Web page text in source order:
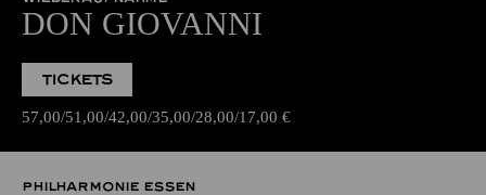
DON GIOVANNI
TICKETS
57,00 51,00 42,00 35,00 28,00 17,00 €
PHILHARMONIE ESSEN